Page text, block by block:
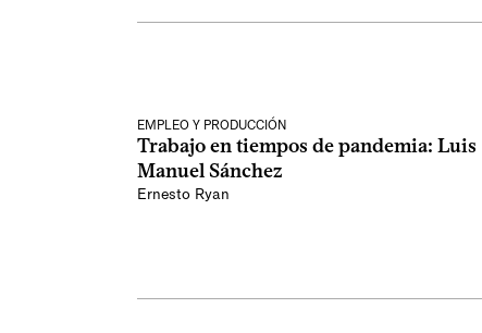
EMPLEO Y PRODUCCIÓN
Trabajo en tiempos de pandemia: Luis
Manuel Sánchez
Ernesto Ryan